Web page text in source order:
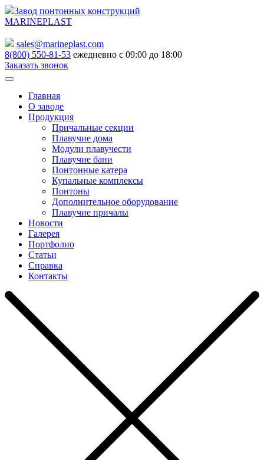
Завод понтонных конструкций
MARINEPLAST
sales@marineplast.com
8(800) 550-81-53 ежедневно с 09:00 до 18:00
Заказать звонок
Главная
О заводе
Продукция
Причальные секции
Плавучие дома
Модули плавучести
Плавучие бани
Понтонные катера
Купальные комплексы
Понтоны
Дополнительное оборудование
Плавучие причалы
Новости
Галерея
Портфолио
Статьи
Справка
Контакты